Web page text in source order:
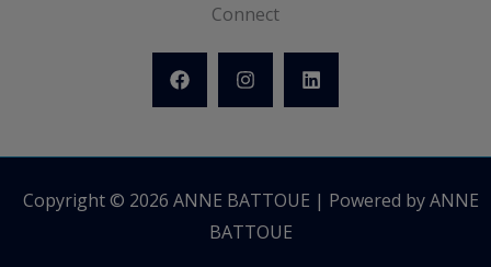
Connect
Copyright © 2026 ANNE BATTOUE | Powered by ANNE
BATTOUE